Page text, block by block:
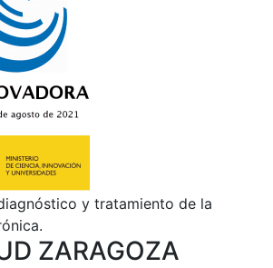
y tratamiento de la
ZARAGOZA